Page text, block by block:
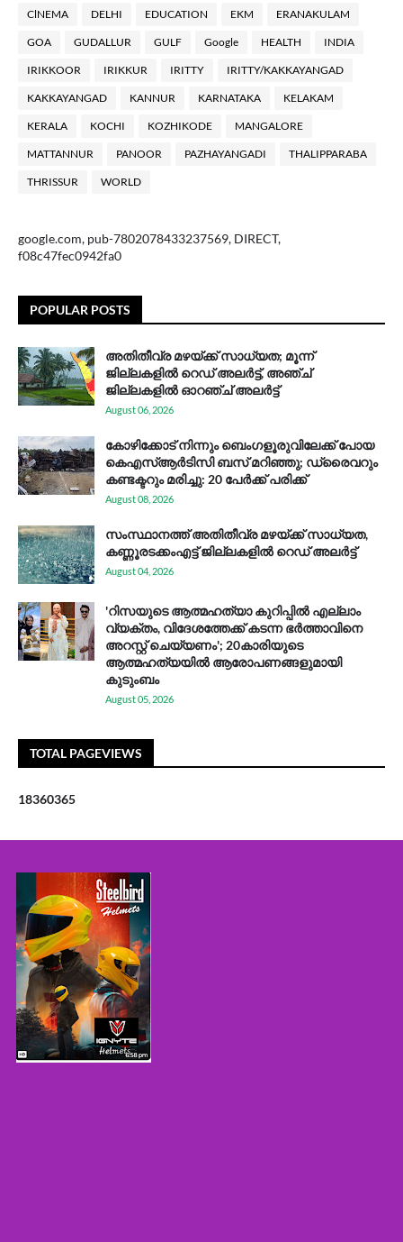
ClNEMA DELHI EDUCATION EKM ERANAKULAM
GOA GUDALLUR GULF Google HEALTH INDIA
IRIKKOOR IRIKKUR IRITTY IRITTY/KAKKAYANGAD
KAKKAYANGAD KANNUR KARNATAKA KELAKAM
KERALA KOCHI KOZHIKODE MANGALORE
MATTANNUR PANOOR PAZHAYANGADI THALIPPARABA
THRISSUR WORLD
google.com, pub-7802078433237569, DIRECT,
f08c47fec0942fa0
POPULAR POSTS
അതിതീവ്ര മഴയ്ക്ക് സാധ്യത; മൂന്ന്
ജില്ലകളിൽ റെഡ് അലർട്ട്, അഞ്ച്
ജില്ലകളിൽ ഓറഞ്ച് അലർട്ട്
August 06, 2026
കോഴിക്കോട് നിന്നും ബെംഗളൂരുവിലേക്ക് പോയ
കെഎസ്ആര്‍ടിസി ബസ് മറിഞ്ഞു; ഡ്രൈവറും
കണ്ടക്ടറും മരിച്ചു: 20 പേര്‍ക്ക് പരിക്ക്
August 08, 2026
സം​സ്ഥാ​ന​ത്ത് അ​തി​തീ​വ്ര മ​ഴ​യ്ക്ക് സാ​ധ്യ​ത,
കണ്ണൂരടക്കംഎ​ട്ട് ജി​ല്ല​ക​ളി​ൽ റെ​ഡ് അ​ലർ​ട്ട്
August 04, 2026
'റിസയുടെ ആത്മഹത്യാ കുറിപ്പിൽ എല്ലാം
വ്യക്തം, വിദേശത്തേക്ക് കടന്ന ഭർത്താവിനെ
അറസ്റ്റ് ചെയ്യണം'; 20കാരിയുടെ
ആത്മഹത്യയിൽ ആരോപണങ്ങളുമായി
കുടുംബം
August 05, 2026
TOTAL PAGEVIEWS
18360365